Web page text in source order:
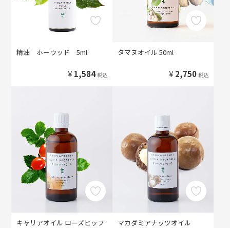
精油 ホーウッド 5ml
¥ 1,584 税込
タマヌオイル 50ml
¥ 2,750 税込
キャリアオイル ローズヒップ
マカダミアナッツオイル